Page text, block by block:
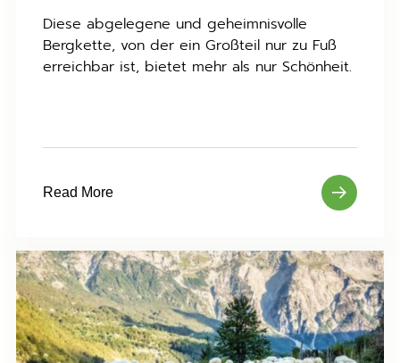
Diese abgelegene und geheimnisvolle
Bergkette, von der ein Großteil nur zu Fuß
erreichbar ist, bietet mehr als nur Schönheit.
Read More